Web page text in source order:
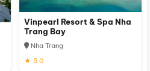
Vinpearl Resort & Spa Nha
Trang Bay
Nha Trang
★ 5.0